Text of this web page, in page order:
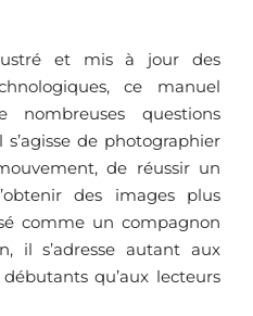
et mis à jour des
ce manuel
questions
s’agisse de photographier
de réussir un
des images plus
comme un compagnon
il s’adresse autant aux
qu’aux lecteurs